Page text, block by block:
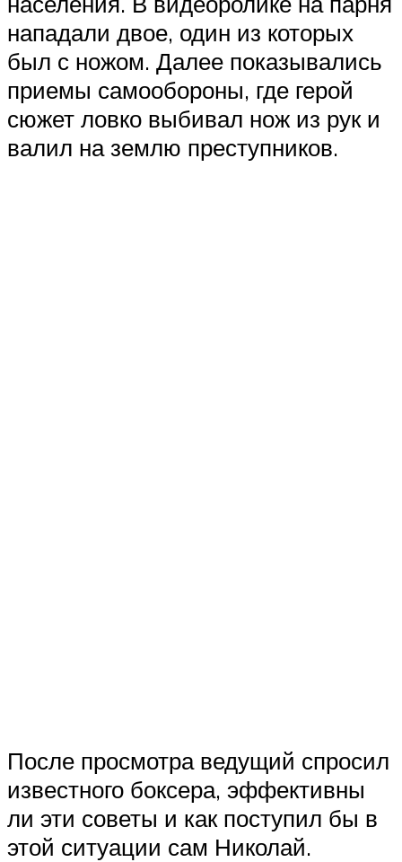
нападали двое, один из которых
был с ножом. Далее показывались
приемы самообороны, где герой
сюжет ловко выбивал нож из рук и
валил на землю преступников.
После просмотра ведущий спросил
известного боксера, эффективны
ли эти советы и как поступил бы в
этой ситуации сам Николай.